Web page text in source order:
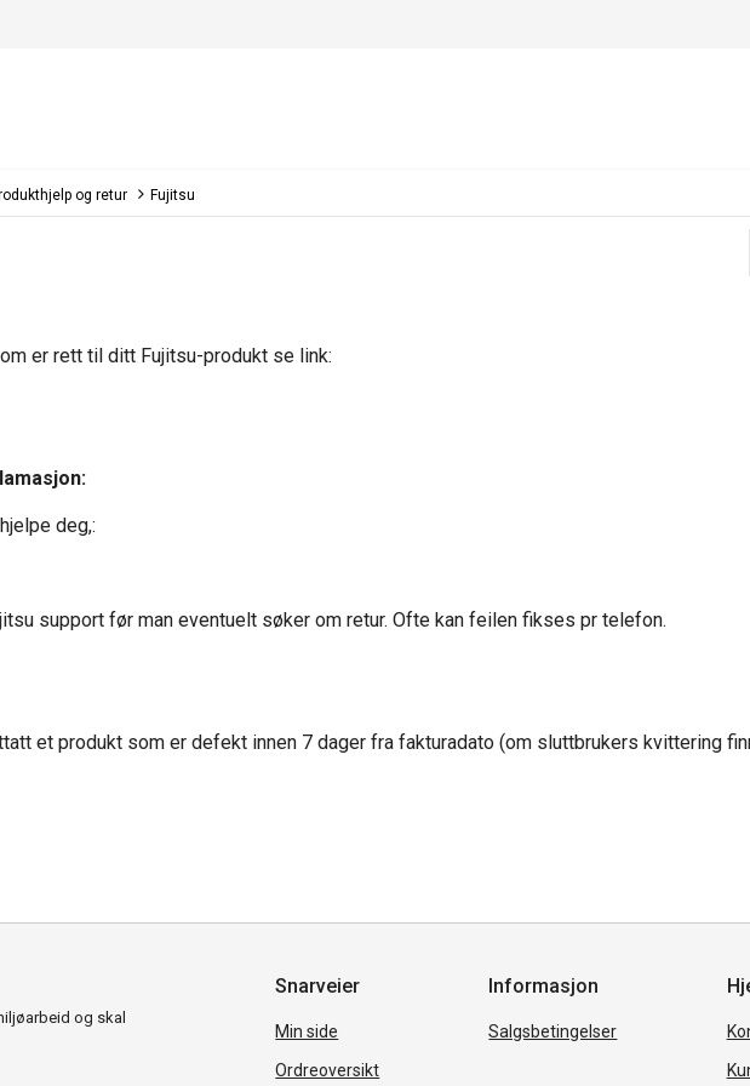
og retur Fujitsu
er rett til ditt Fujitsu-produkt se link:
deg,:
support før man eventuelt søker om retur. Ofte kan feilen fikses pr telefon.
et produkt som er defekt innen 7 dager fra fakturadato (om sluttbrukers kvittering
og skal
Snarveier
Min side
Ordreoversikt
Informasjon
Salgsbetingelser